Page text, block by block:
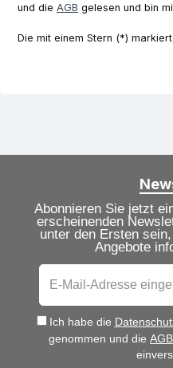
und die AGB gelesen und bin
Die mit einem Stern (*)
Abonnieren Sie jetzt
erscheinenden
unter den Ersten
Angebote
Ich habe die
genommen und die AGB